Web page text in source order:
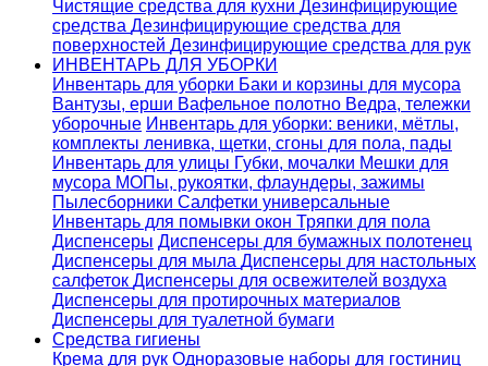
Чистящие средства для кухни Дезинфицирующие
средства Дезинфицирующие средства для
поверхностей Дезинфицирующие средства для рук
ИНВЕНТАРЬ ДЛЯ УБОРКИ
Инвентарь для уборки Баки и корзины для мусора
Вантузы, ерши Вафельное полотно Ведра, тележки
уборочные Инвентарь для уборки: веники, мётлы,
комплекты ленивка, щетки, сгоны для пола, пады
Инвентарь для улицы Губки, мочалки Мешки для
мусора МОПы, рукоятки, флаундеры, зажимы
Пылесборники Салфетки универсальные
Инвентарь для помывки окон Тряпки для пола
Диспенсеры Диспенсеры для бумажных полотенец
Диспенсеры для мыла Диспенсеры для настольных
салфеток Диспенсеры для освежителей воздуха
Диспенсеры для протирочных материалов
Диспенсеры для туалетной бумаги
Средства гигиены
Крема для рук Одноразовые наборы для гостиниц